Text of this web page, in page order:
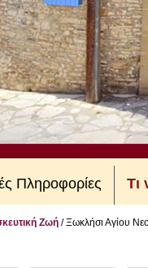
Πληροφορίες Τι
Ζωή/Ξωκλήσι Αγίου